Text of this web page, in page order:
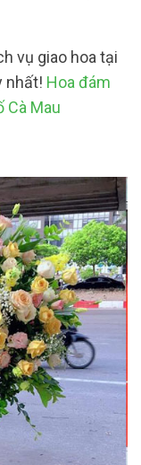
vụ giao hoa tại
nhất! Hoa đám
Cà Mau